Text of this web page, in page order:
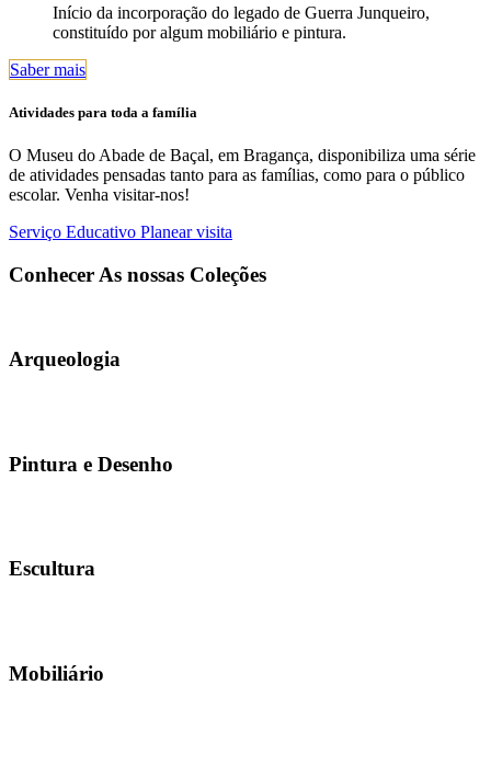
Início da incorporação do legado de Guerra Junqueiro,
constituído por algum mobiliário e pintura.
Saber mais
Atividades para toda a família
O Museu do Abade de Baçal, em Bragança, disponibiliza uma série
de atividades pensadas tanto para as famílias, como para o público
escolar. Venha visitar-nos!
Serviço Educativo Planear visita
Conhecer As nossas Coleções
Arqueologia
Pintura e Desenho
Escultura
Mobiliário